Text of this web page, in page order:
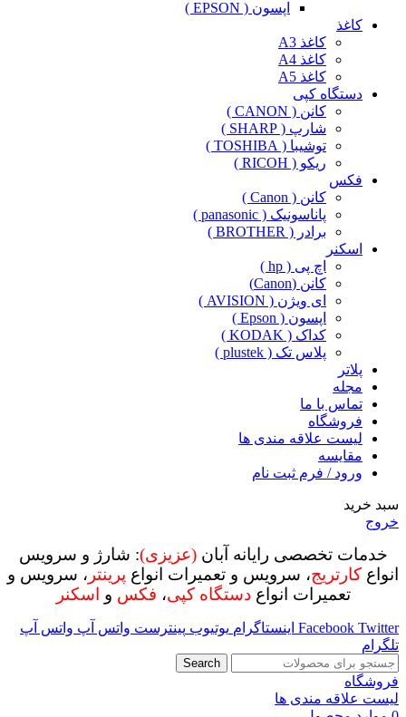
اپسون ( EPSON )
کاغذ
کاغذ A3
کاغذ A4
کاغذ A5
دستگاه کپی
کانن ( CANON )
شارپ ( SHARP )
توشیبا ( TOSHIBA )
ریکو ( RICOH )
فکس
کانن ( Canon )
پاناسونیک ( panasonic )
برادر ( BROTHER )
اسکنر
اچ پی ( hp )
کانن (Canon)
ای ویژن ( AVISION )
اپسون ( Epson )
کداک ( KODAK )
پلاس تک ( plustek )
پلاتر
مجله
تماس با ما
فروشگاه
لیست علاقه مندی ها
مقایسه
ورود / فرم ثبت نام
سبد خرید
خروج
خدمات تخصصی رایانه آبان (عزیزی): شارژ و سرویس
انواع کارتریج، سرویس و تعمیرات انواع پرینتر ، سرویس و
تعمیرات انواعدستگاه کپی، فکس و اسکنر
Facebook Twitter اینستاگرام یوتیوب پینترست واتس آپ واتس آپ
تلگرام
Search
فروشگاه
لیست علاقه مندی ها